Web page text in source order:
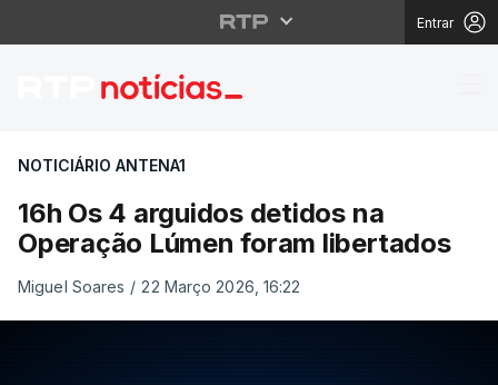
Entrar
16h Os 4 arguidos
NOTICIÁRIO ANTENA1
16h Os 4 arguidos detidos na
Operação Lúmen foram libertados
Miguel Soares / 22 Março 2026, 16:22